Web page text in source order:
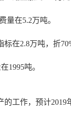
在5.2万吨。
在2.8万吨，折
1995吨。
工作，预计2019